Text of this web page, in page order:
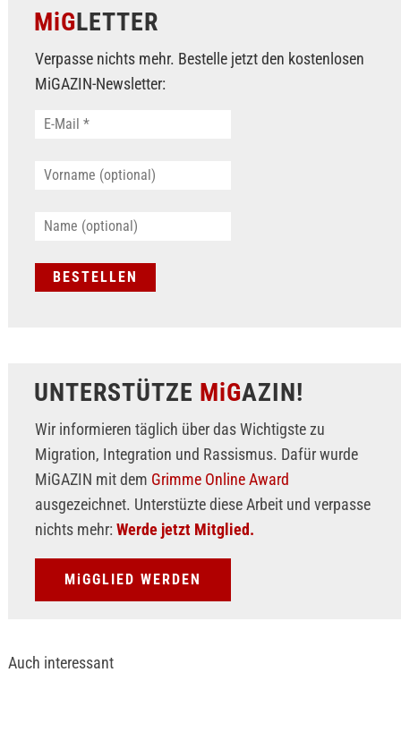
MiGLETTER
Verpasse nichts mehr. Bestelle jetzt den kostenlosen
MiGAZIN-Newsletter:
UNTERSTÜTZE MiGAZIN!
Wir informieren täglich über das Wichtigste zu
Migration, Integration und Rassismus. Dafür wurde
MiGAZIN mit dem Grimme Online Award
ausgezeichnet. Unterstüzte diese Arbeit und verpasse
nichts mehr: Werde jetzt Mitglied.
MiGGLIED WERDEN
Auch interessant